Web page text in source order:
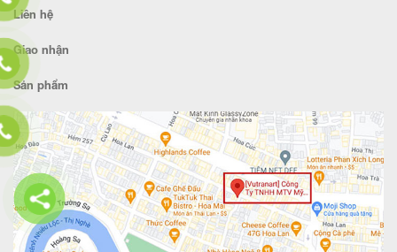
Liên hệ
Giao nhận
Sản phẩm